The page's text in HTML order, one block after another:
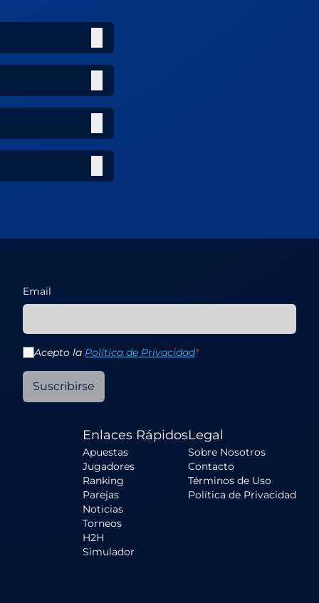
Email
Acepto la Política de Privacidad*
Suscribirse
Enlaces Rápidos
Apuestas
Jugadores
Ranking
Parejas
Noticias
Torneos
H2H
Simulador
Legal
Sobre Nosotros
Contacto
Términos de Uso
Política de Privacidad